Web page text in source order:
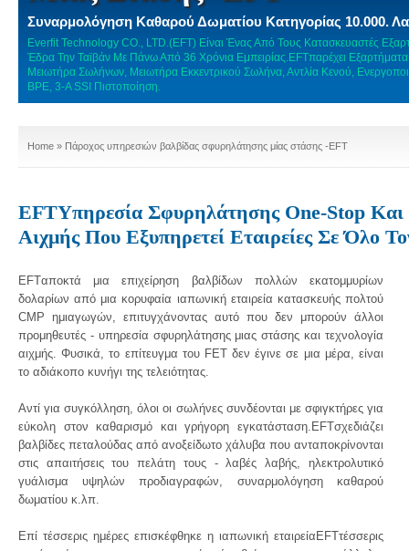
Συναρμολόγηση Καθαρού Δωματίου Κατηγορίας 10.000.
Everfit Technology CO., LTD.(EFT) Είναι Ένας Από Τους Κατασκευαστές
Έδρα Την Ταϊβάν Με Πάνω Από 36 Χρόνια Εμπειρίας.EFTπαρέχει
Μειωτήρα Σωλήνων, Μειωτήρα Εκκεντρικού Σωλήνα, Αντλία Κενού,
BPE, 3-A SSI Πιστοποίηση.
Home » Πάροχος υπηρεσιών βαλβίδας σφυρηλάτησης μίας στάσης -EFT
EFTΥπηρεσία Σφυρηλάτησης One-Stop Και
Αιχμής Που Εξυπηρετεί Εταιρείες Σε Όλο
EFTαποκτά μια επιχείρηση βαλβίδων πολλών εκατομμυρίων
δολαρίων από μια κορυφαία ιαπωνική εταιρεία κατασκευής πολτού
CMP ημιαγωγών, επιτυγχάνοντας αυτό που δεν μπορούν άλλοι
προμηθευτές - υπηρεσία σφυρηλάτησης μιας στάσης και τεχνολογία
αιχμής. Φυσικά, το επίτευγμα του FET δεν έγινε σε μια μέρα, είναι
το αδιάκοπο κυνήγι της τελειότητας.
Αντί για συγκόλληση, όλοι οι σωλήνες συνδέονται με σφιγκτήρες για
εύκολη στον καθαρισμό και γρήγορη εγκατάσταση.EFTσχεδιάζει
βαλβίδες πεταλούδας από ανοξείδωτο χάλυβα που ανταποκρίνονται
στις απαιτήσεις του πελάτη τους - λαβές λαβής, ηλεκτρολυτικό
γυάλισμα υψηλών προδιαγραφών, συναρμολόγηση καθαρού
δωματίου κ.λπ.
Επί τέσσερις ημέρες επισκέφθηκε η ιαπωνική εταιρείαEFTτέσσερις